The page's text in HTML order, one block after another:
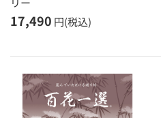
17,490 円(税込)